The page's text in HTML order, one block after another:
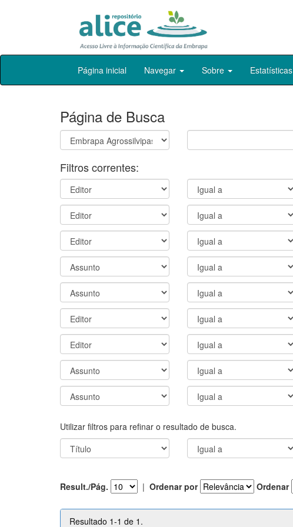
Skip
Página inicial Navegar Sobre Estatísticas
Página de Busca
Filtros correntes:
Utilizar filtros para refinar o resultado de busca.
Result./Pág. | Ordenar por Ordenar
Resultado 1-1 de 1.